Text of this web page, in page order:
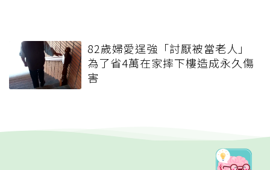
82歲婦愛逞強「討厭被當老人」
為了省4萬在家摔下樓造成永久傷
害